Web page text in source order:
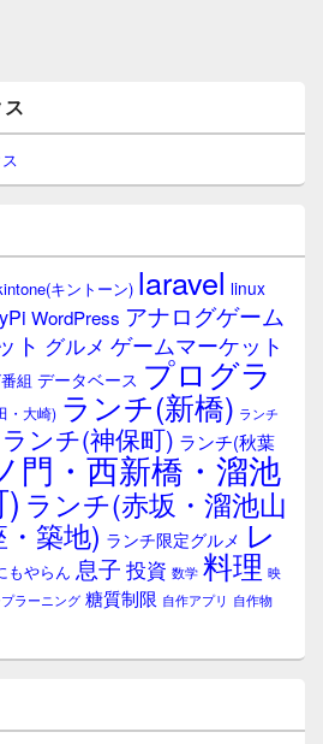
キントーン) laravel linux
WordPress アナログゲーム
ト グルメ ゲームマーケット
組 データベース プログラ
・大崎) ランチ(新橋) ランチ
ランチ(神保町) ランチ(秋葉
門・西新橋・溜池
ランチ(赤坂・溜池山
築地) ランチ限定グルメ レ
もやらん 息子 投資 数学 料理 映
ラーニング 糖質制限 自作アプリ 自作物